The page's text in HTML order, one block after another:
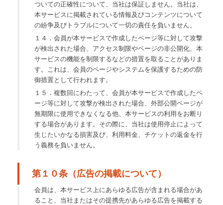
ついての正確性について、当社は保証しません。当社は、
本サービスに掲載されている情報及びコンテンツについて
の紛争及びトラブルについて一切の責任を負いません。
１４．会員が本サービスで作成したページ等に対して攻撃
が検出された場合、アクセス制限やページの非公開化、本
サービスの機能を制限するなどの措置を取ることがありま
す。これは、会員のページやシステムを保護するための防
御措置として行われます。
１５．複数回にわたって、会員が本サービスで作成したペ
ージ等に対して攻撃が検出された場合、外部公開ページが
無期限に使用できなくなる他、本サービスの利用をお断り
する場合があります。その際に、当社は使用停止によって
生じたいかなる損害及び、利用料金、チケットの返金を行
う義務を負いません。
第１０条（広告の掲載について）
会員は、本サービス上にあらゆる広告が含まれる場合があ
ること、当社またはその提携先があらゆる広告を掲載する